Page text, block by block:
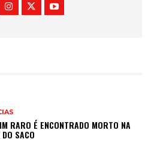
RARO É ENCONTRADO MORTO NA
SACO